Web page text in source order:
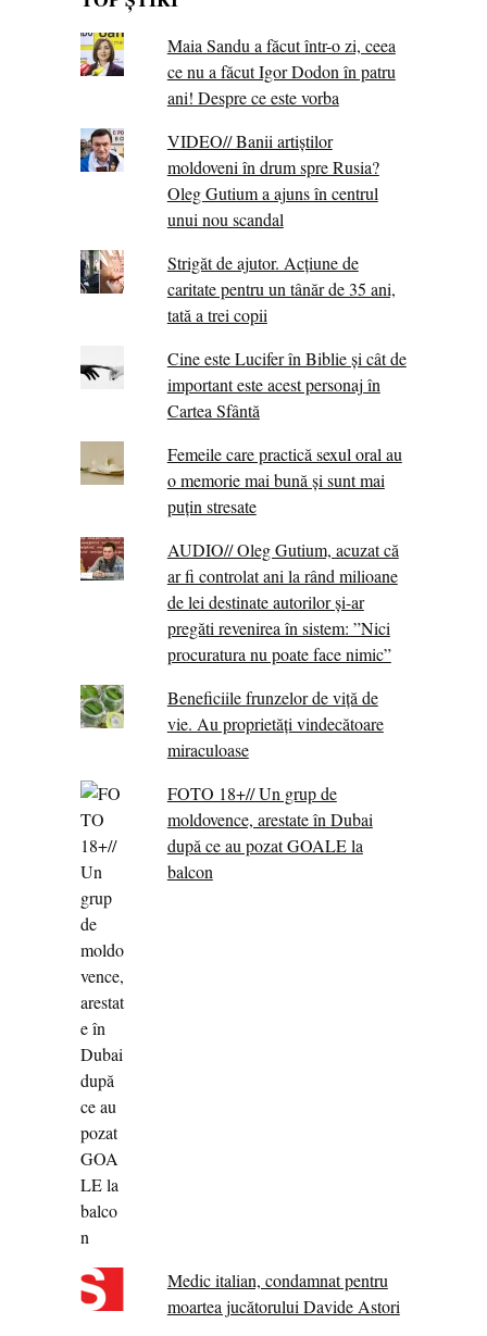
Maia Sandu a făcut într-o zi, ceea
ce nu a făcut Igor Dodon în patru
ani! Despre ce este vorba
VIDEO// Banii artiștilor
moldoveni în drum spre Rusia?
Oleg Gutium a ajuns în centrul
unui nou scandal
Strigăt de ajutor. Acțiune de
caritate pentru un tânăr de 35 ani,
tată a trei copii
Cine este Lucifer în Biblie și cât de
important este acest personaj în
Cartea Sfântă
Femeile care practică sexul oral au
o memorie mai bună și sunt mai
puțin stresate
AUDIO// Oleg Gutium, acuzat că
ar fi controlat ani la rând milioane
de lei destinate autorilor și-ar
pregăti revenirea în sistem: ”Nici
procuratura nu poate face nimic”
Beneficiile frunzelor de viță de
vie. Au proprietăţi vindecătoare
miraculoase
FOTO 18+// Un grup de
moldovence, arestate în Dubai
după ce au pozat GOALE la
balcon
Medic italian, condamnat pentru
moartea jucătorului Davide Astori